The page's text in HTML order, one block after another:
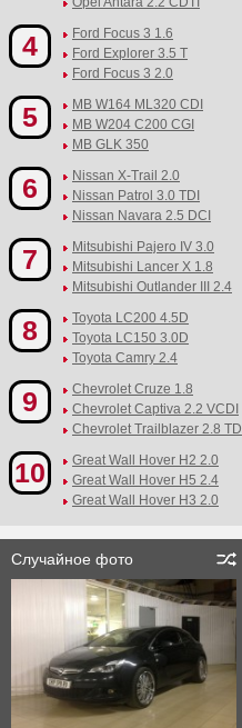
4
Ford Focus 3 1.6
Ford Explorer 3.5 T
Ford Focus 3 2.0
5
MB W164 ML320 CDI
MB W204 C200 CGI
MB GLK 350
6
Nissan X-Trail 2.0
Nissan Patrol 3.0 TDI
Nissan Navara 2.5 DCI
7
Mitsubishi Pajero IV 3.0
Mitsubishi Lancer X 1.8
Mitsubishi Outlander III 2.4
8
Toyota LC200 4.5D
Toyota LC150 3.0D
Toyota Camry 2.4
9
Chevrolet Cruze 1.8
Chevrolet Captiva 2.2 VCDI
Chevrolet Trailblazer 2.8 TD
10
Great Wall Hover H2 2.0
Great Wall Hover H5 2.4
Great Wall Hover H3 2.0
Случайное фото